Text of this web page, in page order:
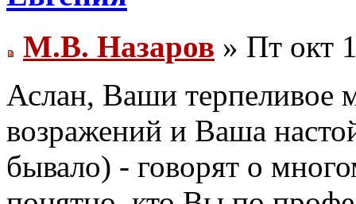
М.В. Назаров » Пт окт
Аслан, Ваши терпеливое
возражений и Ваша
бывало) - говорят о